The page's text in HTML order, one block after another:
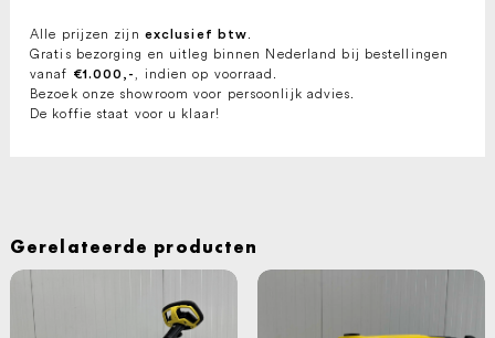
Alle prijzen zijn exclusief btw.
Gratis bezorging en uitleg binnen Nederland bij bestellingen
vanaf €1.000,- , indien op voorraad.
Bezoek onze showroom voor persoonlijk advies.
De koffie staat voor u klaar!
Gerelateerde producten